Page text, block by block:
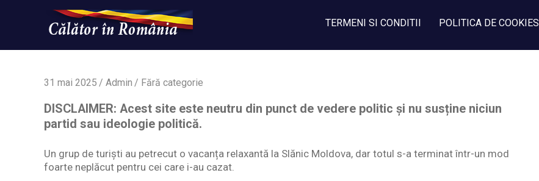
Calatorinromania
WordPress
TERMENI SI CONDITII POLITICA DE COOKIES
31 mai 2025 Admin Fără categorie
DISCLAIMER: Acest site este neutru din punct de vedere politic și nu susține niciun
partid sau ideologie politică.
Un grup de turiști au petrecut o vacanța relaxantă la Slănic Moldova, dar totul s-a terminat într-un mod
foarte neplăcut pentru cei care i-au cazat.